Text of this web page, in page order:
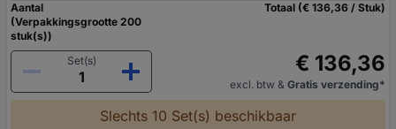
Aantal
(Verpakkingsgrootte 200
stuk(s))
Set(s)
Totaal (€ 136,36 / Stuk)
€ 136,36
excl. btw & Gratis verzending*
Slechts 10 Set(s) beschikbaar